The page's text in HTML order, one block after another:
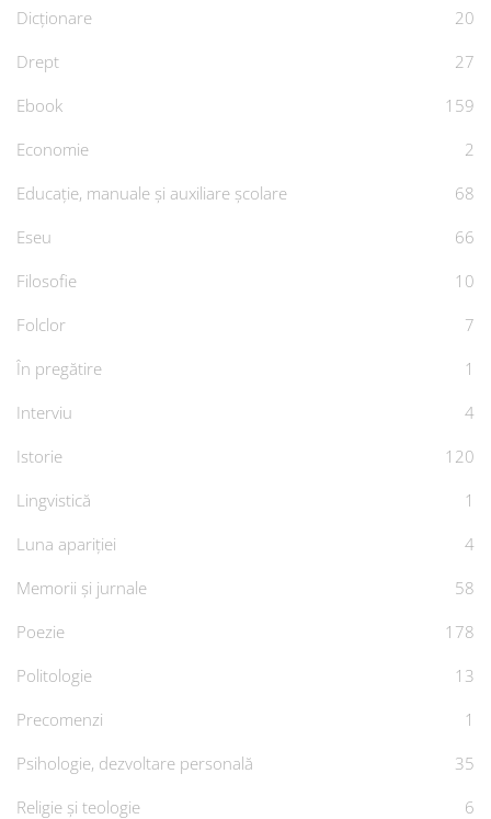
Dicționare
20
Drept
27
Ebook
159
Economie
2
Educație, manuale și auxiliare școlare
68
Eseu
66
Filosofie
10
Folclor
7
În pregătire
1
Interviu
4
Istorie
120
Lingvistică
1
Luna apariției
4
Memorii și jurnale
58
Poezie
178
Politologie
13
Precomenzi
1
Psihologie, dezvoltare personală
35
Religie și teologie
6